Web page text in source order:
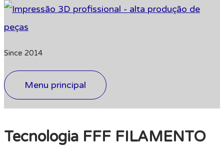
Since 2014
Menu principal
Tecnologia FFF FILAMENTO